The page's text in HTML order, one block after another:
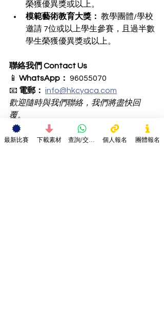
榮獲優異獎或以上。
模範藝術教育大獎： 教學團體/學校
邀請 7位或以上學生參賽，且過半數
學生榮獲優異獎或以上。
聯絡我們 Contact Us
📱 WhatsApp： 96055070
📧 電郵： info@hkcyaca.com
歡迎隨時與我們聯絡，我們將盡快回
覆。
最新比賽 下載素材 查詢/交作品 個人報名 團體報名